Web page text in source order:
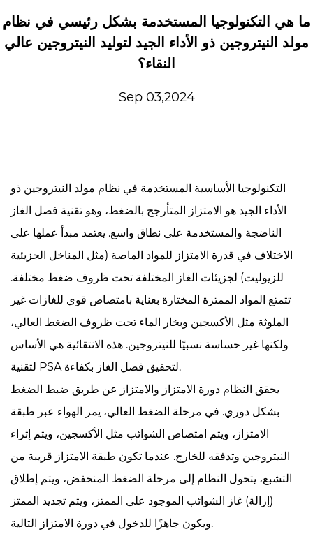
ما هي التكنولوجيا المستخدمة بشكل رئيسي في نظام
مولد النيتروجين ذو الأداء الجيد لتوليد النيتروجين عالي
النقاء؟
Sep 03,2024
التكنولوجيا الأساسية المستخدمة في نظام مولد النيتروجين ذو
الأداء الجيد هو الامتزاز المتأرجح بالضغط، وهو تقنية فصل الغاز
الناضجة والمستخدمة على نطاق واسع. يعتمد مبدأ عملها على
الاختلاف في قدرة الامتزاز للمواد الماصة (مثل المناخل الجزيئية
للزيوليت) لجزيئات الغاز المختلفة تحت ظروف ضغط مختلفة.
تتمتع المواد الممتزة المختارة بعناية بامتصاص قوي للغازات غير
الملوثة مثل الأكسجين وبخار الماء تحت ظروف الضغط العالي،
ولكنها غير حساسة نسبيًا للنيتروجين. هذه الانتقائية هي الأساس
لتقنية PSA لتحقيق فصل الغاز بكفاءة.
يحقق النظام دورة الامتزاز والامتزاز عن طريق ضبط الضغط
بشكل دوري. في مرحلة الضغط العالي، يمر الهواء عبر طبقة
الامتزاز، ويتم امتصاص الشوائب مثل الأكسجين، ويتم إثراء
النيتروجين وتدفقه للخارج. عندما تكون طبقة الامتزاز قريبة من
التشبع، يتحول النظام إلى مرحلة الضغط المنخفض، ويتم إطلاق
(إزالة) غاز الشوائب الموجود على الممتز، ويتم تجديد الممتز
ويكون جاهزًا للدخول في دورة الامتزاز التالية.